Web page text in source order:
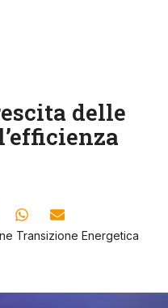
delle
Transizione Energetica